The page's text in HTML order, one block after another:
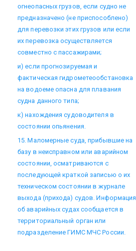
огнеопасных грузов, если судно не
предназначено (не приспособлено)
для перевозки этих грузов или если
их перевозка осуществляется
совместно с пассажирами;
и) если прогнозируемая и
фактическая гидрометеообстановка
на водоеме опасна для плавания
судна данного типа;
к) нахождения судоводителя в
состоянии опьянения.
15. Маломерные суда, прибывшие на
базу в неисправном или аварийном
состоянии, осматриваются с
последующей краткой записью о их
техническом состоянии в журнале
выхода (прихода) судов. Информация
об аварийных судах сообщается в
территориальный орган или
подразделение ГИМС МЧС России.